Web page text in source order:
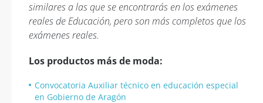
similares a las que se encontrarás en los exámenes
reales de Educación, pero son más completos que los
exámenes reales.
Los productos más de moda:
Convocatoria Auxiliar técnico en educación especial
en Gobierno de Aragón